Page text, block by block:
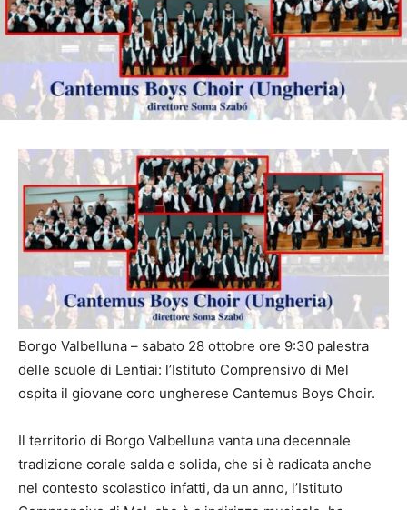
Borgo Valbelluna – sabato 28 ottobre ore 9:30 palestra
delle scuole di Lentiai: l’Istituto Comprensivo di Mel
ospita il giovane coro ungherese Cantemus Boys Choir.
Il territorio di Borgo Valbelluna vanta una decennale
tradizione corale salda e solida, che si è radicata anche
nel contesto scolastico infatti, da un anno, l’Istituto